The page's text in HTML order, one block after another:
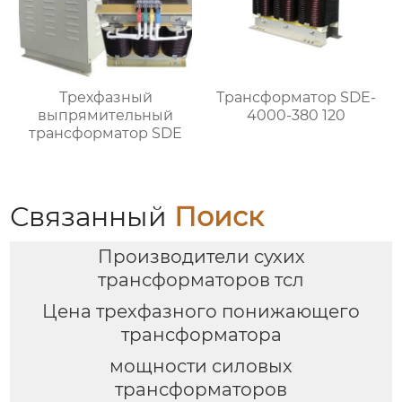
Трехфазный
выпрямительный
трансформатор SDE
Трансформатор SDE-
4000-380 120
Связанный Поиск
Производители сухих
трансформаторов тсл
Цена трехфазного понижающего
трансформатора
мощности силовых
трансформаторов